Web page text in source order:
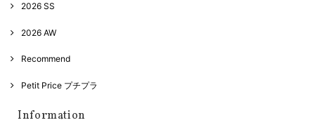
2026 SS
2026 AW
Recommend
Petit Price プチプラ
Information